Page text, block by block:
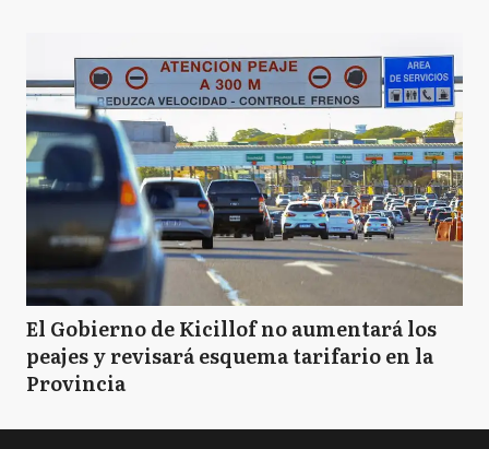
El Gobierno de Kicillof no aumentará los
peajes y revisará esquema tarifario en la
Provincia